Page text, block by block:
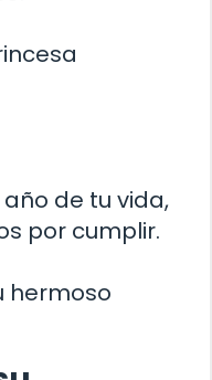
de tu vida,
por cumplir.
hermoso